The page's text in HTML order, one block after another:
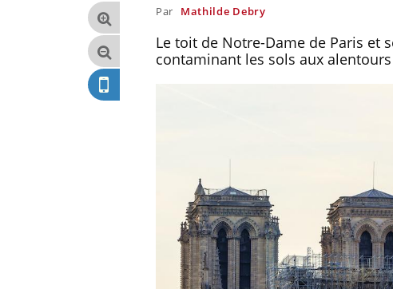
Par Mathilde Debry
Le toit de Notre-Dame de Paris et
contaminant les sols aux
Bébés, jeunes enfants :
quelle trousse à
pharmacie pour les
vacances ?